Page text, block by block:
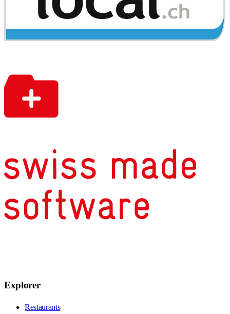
Explorer
Restaurants